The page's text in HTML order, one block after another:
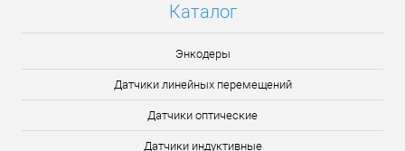
Каталог
Энкодеры
Датчики линейных перемещений
Датчики оптические
Датчики индуктивные